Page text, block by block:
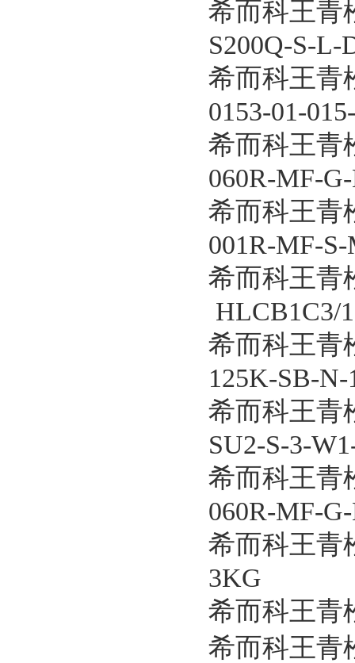
希而科王
S200Q-S-
希而科王
0153-01-
希而科王
060R-MF-
希而科王
001R-MF-
希而科王
HLCB1C3/
希而科王
125K-SB-
希而科王
SU2-S-3-
希而科王
060R-MF-
希而科王
3KG
希而科王
希而科王